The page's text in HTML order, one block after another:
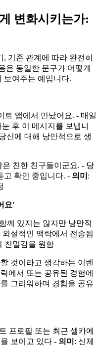
변화시키는가:
기존 관계에 따라 완전히
은 동일한 문구가 어떻게
보여주는 예입니다.
트 앱에서 만났어요. - 매일
후 이 메시지를 보냅니
신에 대해 낭만적으로 생
친한 친구들이군요. - 당
고 확인 중입니다. - 의미 :
요'
께 있지는 않지만 낭만적
설적인 맥락에서 전송됨
친밀감을 원함
것이라고 생각하는 이벤
에서 또는 공유된 경험에
그리워하며 경험을 공유
프로필 또는 최근 셀카에
보이고 있다 - 의미 : 신체